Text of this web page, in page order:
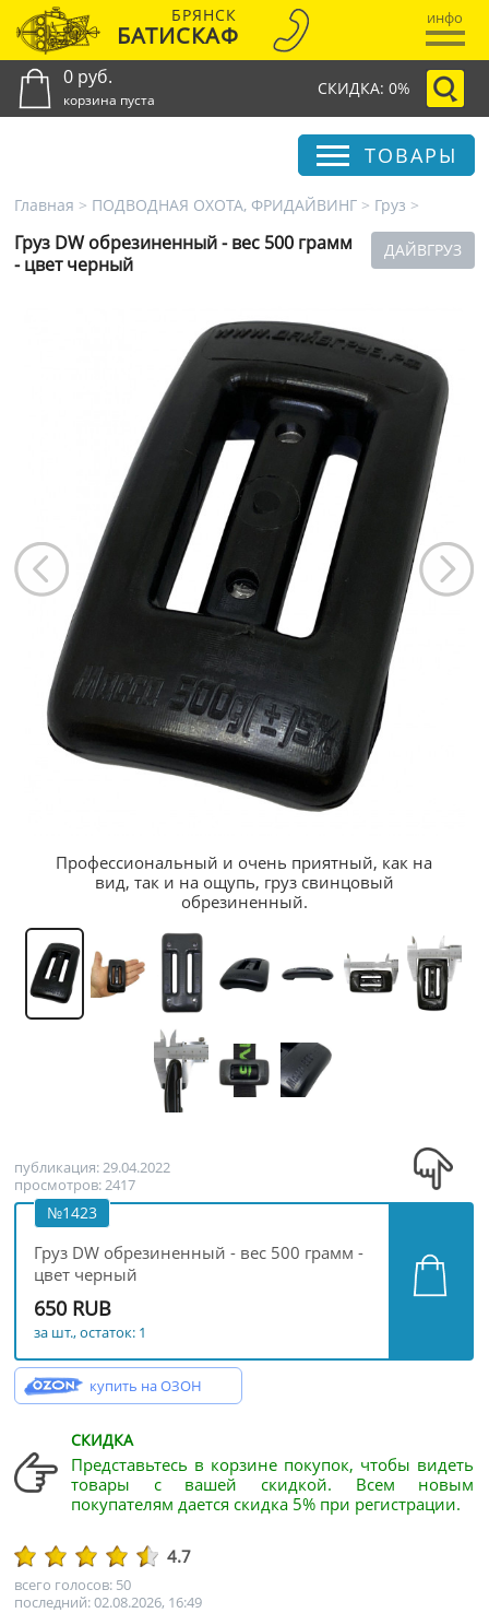
БРЯНСК
БАТИСКАФ
инфо
0 руб.
корзина пуста
СКИДКА: 0%
ТОВАРЫ
Главная > ПОДВОДНАЯ ОХОТА, ФРИДАЙВИНГ > Груз >
ДАЙВГРУЗ
Груз DW обрезиненный - вес 500 грамм
- цвет черный
Профессиональный и очень приятный, как на
вид, так и на ощупь, груз свинцовый
обрезиненный.
публикация: 29.04.2022
просмотров: 2417
№1423
Груз DW обрезиненный - вес 500 грамм -
цвет черный
650 RUB
за шт., остаток: 1
купить на ОЗОН
СКИДКА
Представьтесь в корзине покупок, чтобы видеть
товары с вашей скидкой. Всем новым
покупателям дается скидка 5% при регистрации.
4.7
всего голосов: 50
последний: 02.08.2026, 16:49